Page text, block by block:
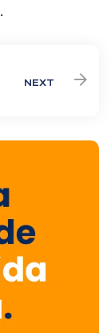
NEXT